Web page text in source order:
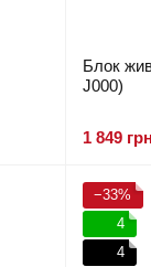
Блок
J000)
1 849 грн
−33%
4
4